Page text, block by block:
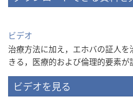
ビデオ
治療方法に加え，エホバの証人
きる，医療的および倫理的要素が
ビデオを見る